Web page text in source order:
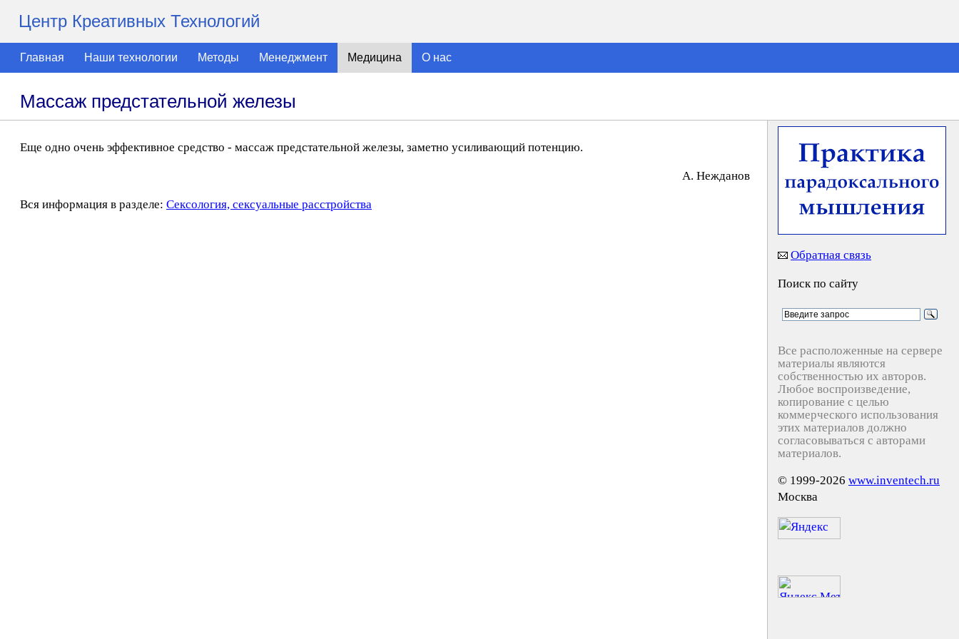
Центр Креативных Технологий
Главная Наши технологии Методы Менеджмент Медицина О нас
Массаж предстательной железы
Еще одно очень эффективное средство - массаж предстательной железы, заметно усиливающий потенцию.
А. Нeждaнoв
Вся информация в разделе: Сексология, сексуальные расстройства
Обратная связь
Поиск по сайту
Все расположенные на сервере
материалы являются
собственностью их авторов.
Любое воспроизведение,
копирование с целью
коммерческого использования
этих материалов должно
согласовываться с авторами
материалов.
© 1999-2026 www.inventech.ru
Москва